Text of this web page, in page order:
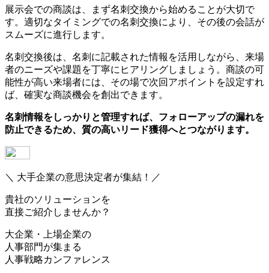
展示会での商談は、まず名刺交換から始めることが大切で
す。適切なタイミングでの名刺交換により、その後の会話が
スムーズに進行します。
名刺交換後は、名刺に記載された情報を活用しながら、来場
者のニーズや課題を丁寧にヒアリングしましょう。商談の可
能性が高い来場者には、その場で次回アポイントを設定すれ
ば、確実な商談機会を創出できます。
名刺情報をしっかりと管理すれば、フォローアップの漏れを
防止できるため、質の高いリード獲得へとつながります。
＼ 大手企業の意思決定者が集結！／
貴社のソリューションを
直接ご紹介しませんか？
大企業・上場企業の
人事部門が集まる
人事戦略カンファレンス